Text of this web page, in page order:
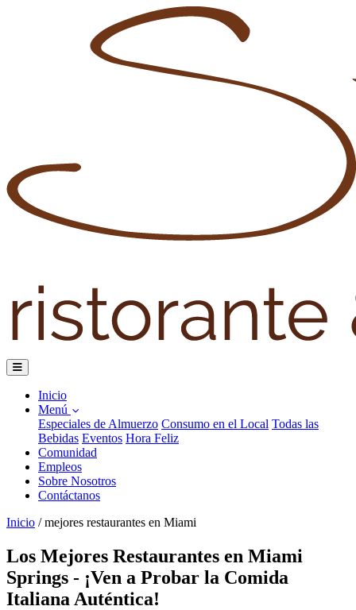
Inicio
Menú
Especiales de Almuerzo Consumo en el Local Todas las
Bebidas Eventos Hora Feliz
Comunidad
Empleos
Sobre Nosotros
Contáctanos
Inicio / mejores restaurantes en Miami
Los Mejores Restaurantes en Miami
Springs - ¡Ven a Probar la Comida
Italiana Auténtica!